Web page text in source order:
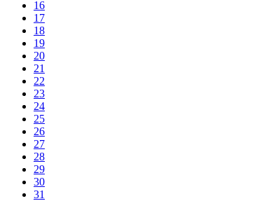
16
17
18
19
20
21
22
23
24
25
26
27
28
29
30
31